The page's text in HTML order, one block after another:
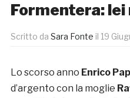
Formentera: lei
Scritto da Sara Fonte il 19
Lo scorso anno Enrico
d’argento con la moglie